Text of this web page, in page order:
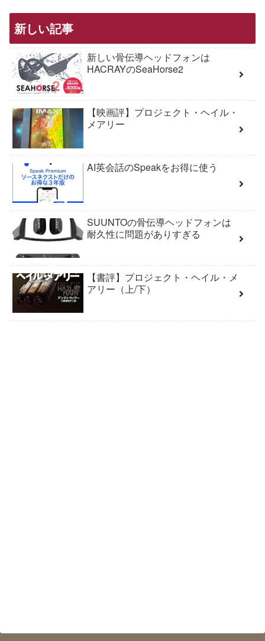
新しい記事
新しい骨伝導ヘッドフォンは
HACRAYのSeaHorse2
【映画評】プロジェクト・ヘイル・
メアリー
AI英会話のSpeakをお得に使う
SUUNTOの骨伝導ヘッドフォンは
耐久性に問題がありすぎる
【書評】プロジェクト・ヘイル・メ
アリー（上/下）